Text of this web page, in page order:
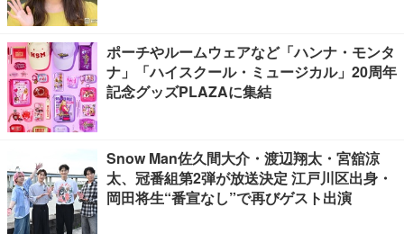
ポーチやルームウェアなど「ハンナ・モンタ
ナ」「ハイスクール・ミュージカル」20周年
記念グッズPLAZAに集結
Snow Man佐久間大介・渡辺翔太・宮舘涼
太、冠番組第2弾が放送決定 江戸川区出身・
岡田将生“番宣なし”で再びゲスト出演